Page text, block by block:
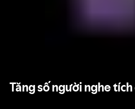
Tăng số người nghe